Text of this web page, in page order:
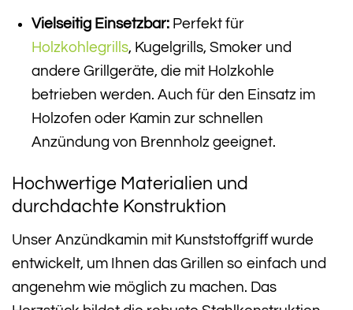
Vielseitig Einsetzbar:Perfekt für
Holzkohlegrills, Kugelgrills, Smoker und
andere Grillgeräte, die mit Holzkohle
betrieben werden. Auch für den Einsatz im
Holzofen oder Kamin zur schnellen
Anzündung von Brennholz geeignet.
Hochwertige Materialien und
durchdachte Konstruktion
Unser Anzündkamin mit Kunststoffgriff wurde
entwickelt, um Ihnen das Grillen so einfach und
angenehm wie möglich zu machen. Das